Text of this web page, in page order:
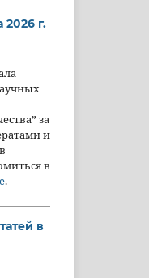
г.
за
и
в
.
в